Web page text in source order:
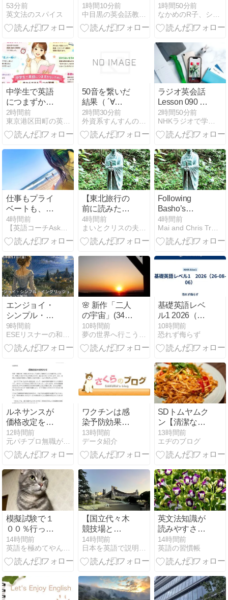
判は？料金・
無料体験・向
く家庭を解説
53分前
英文法のスパイス
とお菓子のデ
ザインラボ」
1時間10分前
中目黒の英会話教室A+SMILE
軽井沢店
1時間50分前
なかめのR子、シアトルで駐妻になる。
中学生で英語
につまずかな
い方法｜英語
が苦手になる
前に身につけ
2時間前
東京港区田町の英語学校English Plus英語講師ブログ
50音を繋いだ
結果（ ´∀
｀）！？日本
語処理から学
ぶこと
2時間30分前
外資系すんすんの秘密メモ｜人生を豊かにする考え方と戦略
ラジオ英会話
Lesson 090 今
週の Review
2時間50分前
NHKラジオで学ぶ英会話 Get The Dream
仕事もプライ
ベートも、楽
しい事をどん
どん♪
4時間前
【英語コーチAska】たった3ヶ月でなりたい自分に!!
【東北旅行の
前に読みた
い】松尾芭蕉
『奥の細道』
の足跡をたど
える文学ロー
4時間前
まいとクリスの夫婦バックパッカー海外旅行日記
Following
Basho’s
Footsteps: A
Literary
Journey Along
North
4時間前
Mai and Chris Travel
エンジョイ・
シンプル・イ
ングリッシュ
和訳＆チャン
ク解説（8/7）
9時間前
ESEリスナーの和訳＆チャンク解説ブログ
🌸 新作「二人
の宇宙」(34)
UFOの星はド
ームとチュー
ブ 🍒 英検3分
10時間前
夢の世界へ行こうＵＳＡ実践英会話
基礎英語レベ
ル1 2026（26-
08-06）
10時間前
恐れず侮らず
ルネサンスが
価格改定を発
表｜2026年10
月からの月会
費値上げまと
12時間前
元パチプロ無職が英語と投資でFIREした話
ワクチンは感
染予防効果が
なく、コロナ
は武漢研究所
で作られた？
13時間前
データ紹介
SDトムヤムク
ン【清潔な屋
台風の店内で
食べるリアル
タイ料理】
13時間前
エヂのブログ
模擬試験で１
００％行った
件･･･
14時間前
英語を極めてやんよ！
【国立代々木
競技場と
は？】英語3
文で学ぶ
Yoyogi
Stadium
14時間前
日本を英語で説明するブログ｜観光・文化・歴史ガイド
英文法知識が
読みやすさに
つながる理由
14時間前
英語の習慣帳